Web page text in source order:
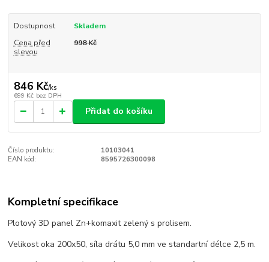
Dostupnost
Skladem
Cena před
slevou
998 Kč
846 Kč/ks
699 Kč bez DPH
Přidat do košíku
Číslo produktu:
10103041
EAN kód:
8595726300098
Kompletní specifikace
Plotový 3D panel Zn+komaxit zelený s prolisem.
Velikost oka 200x50, síla drátu 5,0 mm ve standartní délce 2,5 m.